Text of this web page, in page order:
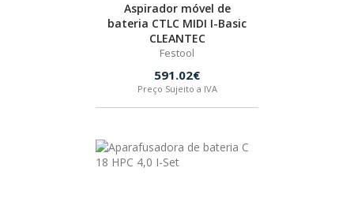
Aspirador móvel de
bateria CTLC MIDI I-Basic
CLEANTEC
Festool
591.02€
Preço Sujeito a IVA